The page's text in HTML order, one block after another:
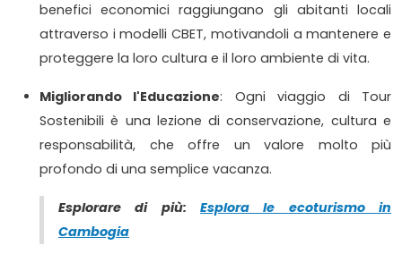
benefici economici raggiungano gli abitanti locali
attraverso i modelli CBET, motivandoli a mantenere e
proteggere la loro cultura e il loro ambiente di vita.
Migliorando l'Educazione: Ogni viaggio di Tour
Sostenibili è una lezione di conservazione, cultura e
responsabilità, che offre un valore molto più
profondo di una semplice vacanza.
Esplorare di più: Esplora le ecoturismo in
Cambogia